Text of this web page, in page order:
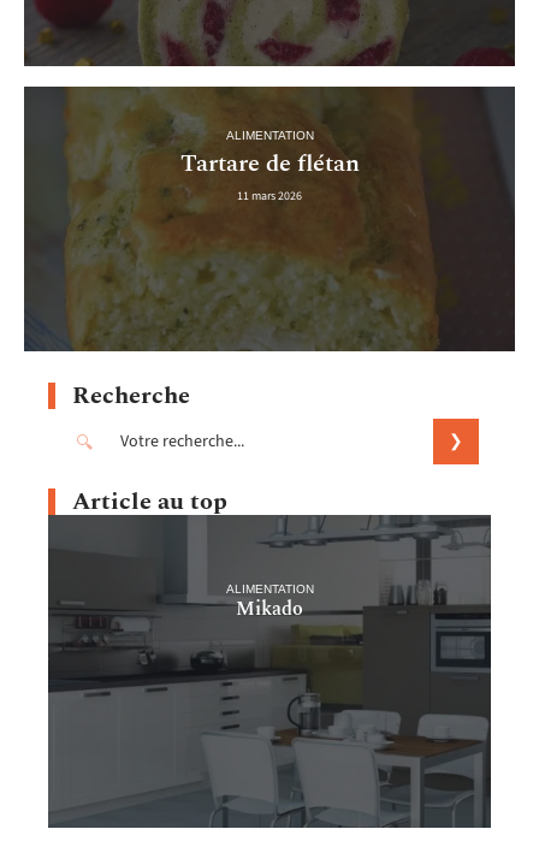
ALIMENTATION
Tartare de flétan
11 mars 2026
Recherche
Article au top
ALIMENTATION
Mikado